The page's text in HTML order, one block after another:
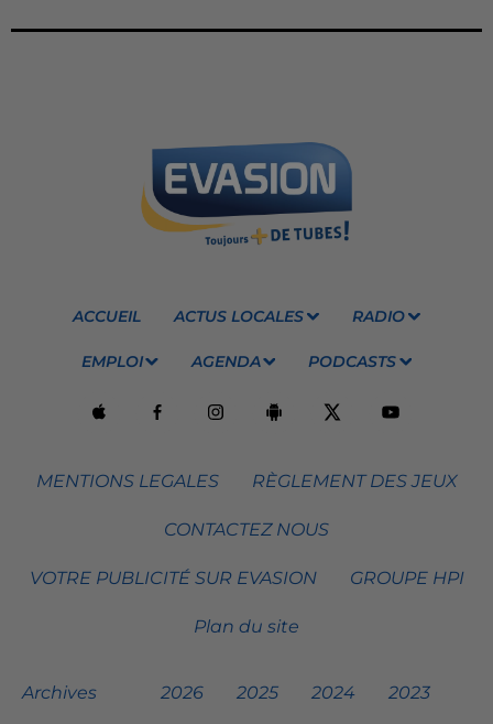
ACCUEIL ACTUS LOCALES RADIO
EMPLOI AGENDA PODCASTS
MENTIONS LEGALES RÈGLEMENT DES JEUX
CONTACTEZ NOUS
VOTRE PUBLICITÉ SUR EVASION GROUPE HPI
Plan du site
Archives 2026 2025 2024 2023